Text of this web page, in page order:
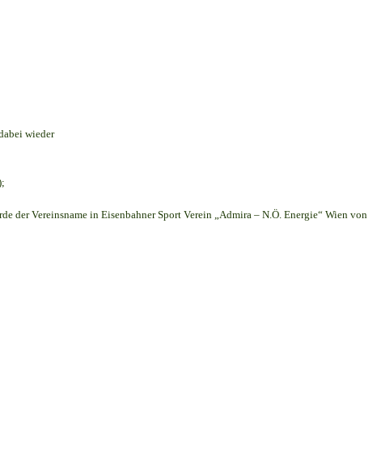
wieder
der Vereinsname in Eisenbahner Sport Verein „Admira – N.Ö. Energie“ Wien von